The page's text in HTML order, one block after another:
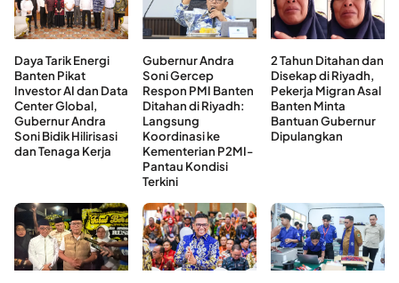
Daya Tarik Energi
Banten Pikat
Investor AI dan Data
Center Global,
Gubernur Andra
Soni Bidik Hilirisasi
dan Tenaga Kerja
Gubernur Andra
Soni Gercep
Respon PMI Banten
Ditahan di Riyadh:
Langsung
Koordinasi ke
Kementerian P2MI-
Pantau Kondisi
Terkini
2 Tahun Ditahan dan
Disekap di Riyadh,
Pekerja Migran Asal
Banten Minta
Bantuan Gubernur
Dipulangkan